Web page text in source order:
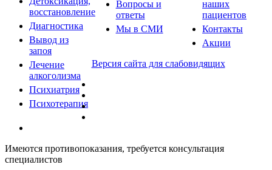
восстановление
Диагностика
Вывод из
запоя
Лечение
алкоголизма
Психиатрия
Психотерапия
Вопросы и
ответы
Мы в СМИ
наших
пациентов
Контакты
Акции
Версия сайта для слабовидящих
Имеются противопоказания, требуется консультация
специалистов